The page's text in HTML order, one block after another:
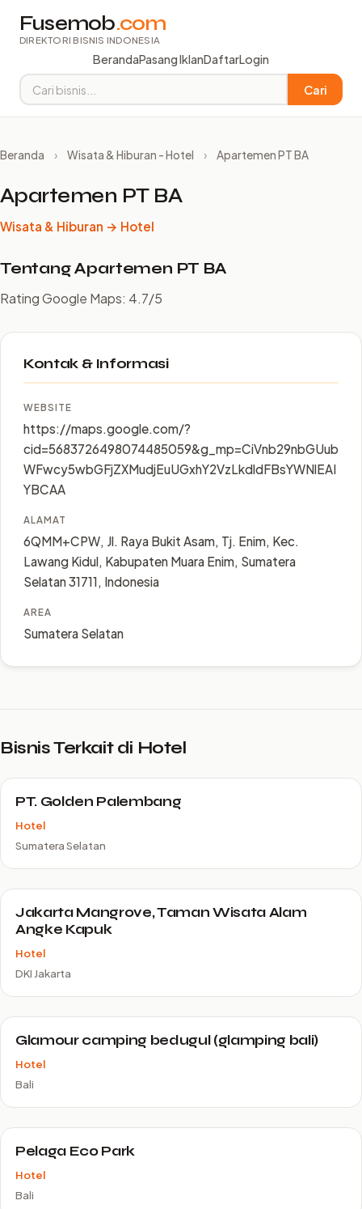
Fusemob.com
DIREKTORI BISNIS INDONESIA
BerandaPasang IklanDaftarLogin
Cari
Beranda › Wisata & Hiburan - Hotel › Apartemen PT BA
Apartemen PT BA
Wisata & Hiburan → Hotel
Tentang Apartemen PT BA
Rating Google Maps: 4.7/5
Kontak & Informasi
WEBSITE
https://maps.google.com/?
cid=5683726498074485059&g_mp=CiVnb29nbGUub
WFwcy5wbGFjZXMudjEuUGxhY2VzLkdldFBsYWNlEAI
YBCAA
ALAMAT
6QMM+CPW, Jl. Raya Bukit Asam, Tj. Enim, Kec.
Lawang Kidul, Kabupaten Muara Enim, Sumatera
Selatan 31711, Indonesia
AREA
Sumatera Selatan
Bisnis Terkait di Hotel
PT. Golden Palembang
Hotel
Sumatera Selatan
Jakarta Mangrove, Taman Wisata Alam
Angke Kapuk
Hotel
DKI Jakarta
Glamour camping bedugul (glamping bali)
Hotel
Bali
Pelaga Eco Park
Hotel
Bali